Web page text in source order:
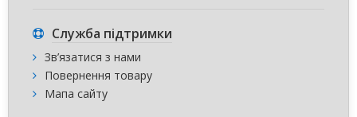
Служба підтримки
Зв’язатися з нами
Повернення товару
Мапа сайту